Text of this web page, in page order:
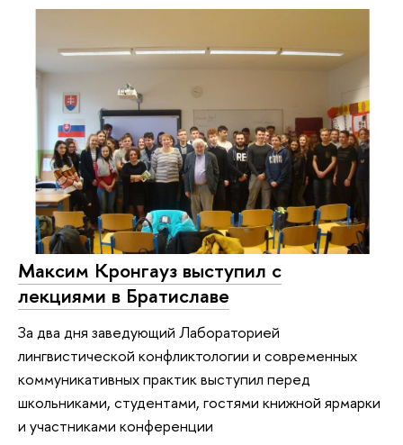
Максим Кронгауз выступил с
лекциями в Братиславе
За два дня заведующий Лабораторией
лингвистической конфликтологии и современных
коммуникативных практик выступил перед
школьниками, студентами, гостями книжной ярмарки
и участниками конференции